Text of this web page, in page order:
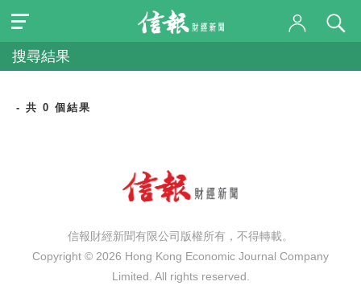
搜尋結果
- 共 0 個結果
信報財經新聞有限公司版權所有，不得轉載。
Copyright © 2026 Hong Kong Economic Journal Company
Limited. All rights reserved.